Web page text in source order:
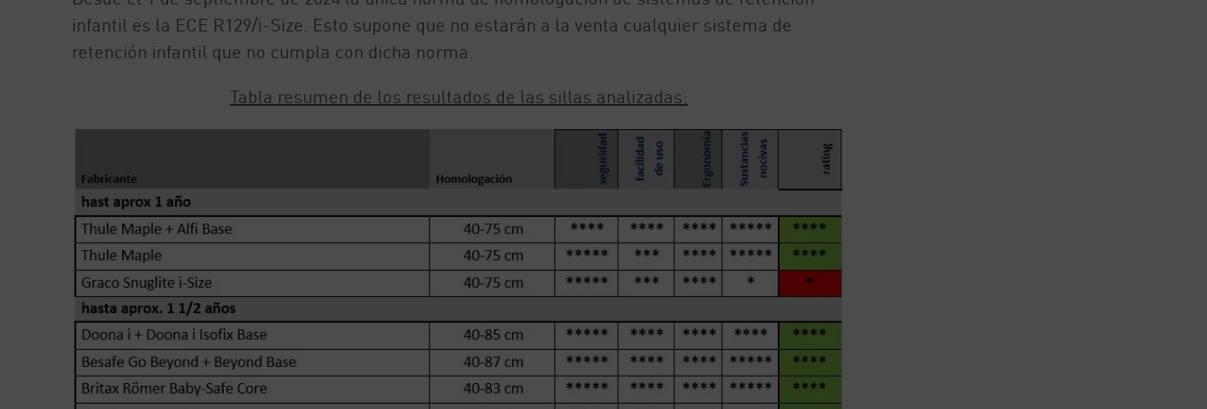
infantil es la ECE R129/i-Size. Esto supone que no estarán a la venta cualquier sistema de
retención infantil que no cumpla con dicha norma.
Tabla resumen de los resultados de las sillas analizadas: